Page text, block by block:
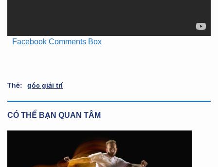
Facebook Comments Box
Thẻ: góc giải trí
CÓ THỂ BẠN QUAN TÂM